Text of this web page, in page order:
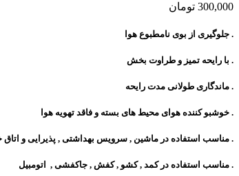
300,000 تومان
. جلوگیری از بوی نامطبوع هوا
. با رایحه تمیز و طراوت بخش
. ماندگاری طولانی مدت رایحه
. خوشبو کننده هوای محیط های بسته و فاقد تهویه هوا
. مناسب استفاده در ماشین , سرویس بهداشتی , پذیرایی و
. مناسب استفاده در کمد , کشو , کفش , جاکفشی , اتومبیل